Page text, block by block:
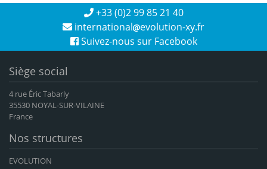
+33 (0)2 99 85 21 40
international
evolution-xy.fr
Suivez-nous sur Facebook
Siège social
4 rue Éric Tabarly
35530 NOYAL-SUR-VILAINE
France
Nos structures
EVOLUTION